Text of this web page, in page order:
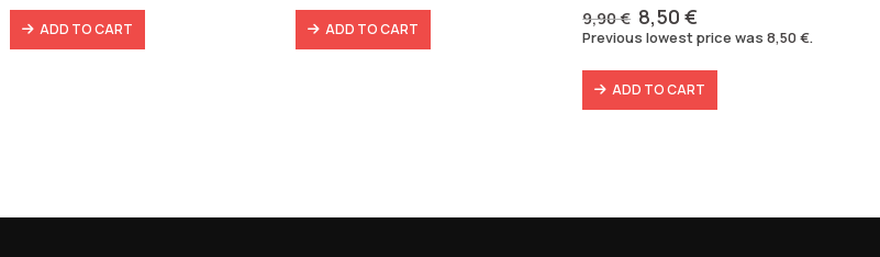
39,90 €.25,97 €.
ADD TO CART
12,20 €.8,91 €.
ADD TO CART
9,90€ Original
price
9,90 €.
8,50€
price
is:
8,50 €.
Previous lowest price was8,50€.
ADD TO CART